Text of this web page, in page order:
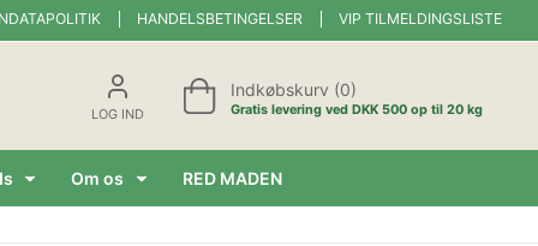
HANDELSBETINGELSER VIP TILMELDINGSLISTE
LOG IND
Indkøbskurv (0)
Gratis levering ved DKK 500 op til 20 kg
Om os RED MADEN